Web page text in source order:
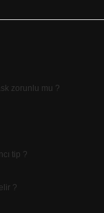
zorunlu mu ?
tip ?
?